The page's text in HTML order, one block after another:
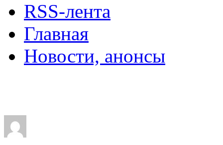
RSS-лента
Главная
Новости, анонсы